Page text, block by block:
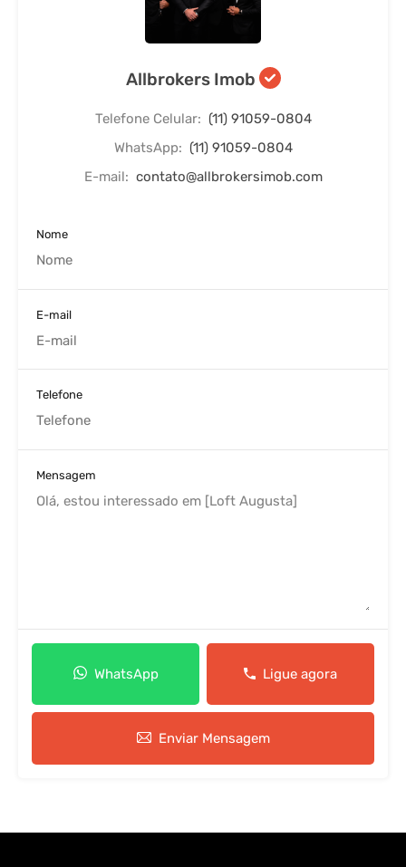
Allbrokers Imob
Telefone Celular: (11) 91059-0804
WhatsApp: (11) 91059-0804
E-mail: contato@allbrokersimob.com
Nome
E-mail
Telefone
Mensagem
WhatsApp Ligue agora
Enviar Mensagem